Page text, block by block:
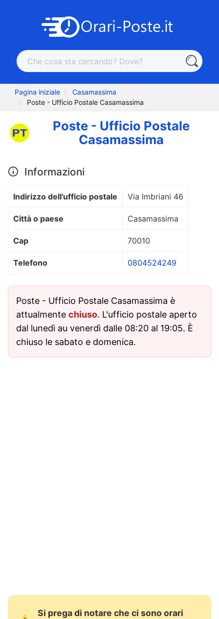
Pagina iniziale
Casamassima
Poste - Ufficio Postale Casamassima
Poste - Ufficio Postale
Casamassima
Informazioni
Indirizzo dell'ufficio postale Via Imbriani 46
Città o paese Casamassima
Cap 70010
Telefono 0804524249
Poste - Ufficio Postale Casamassima è
attualmente chiuso. L'ufficio postale aperto
dal lunedì au venerdì dalle 08:20 al 19:05. È
chiuso le sabato e domenica.
Si prega di notare che ci sono orari